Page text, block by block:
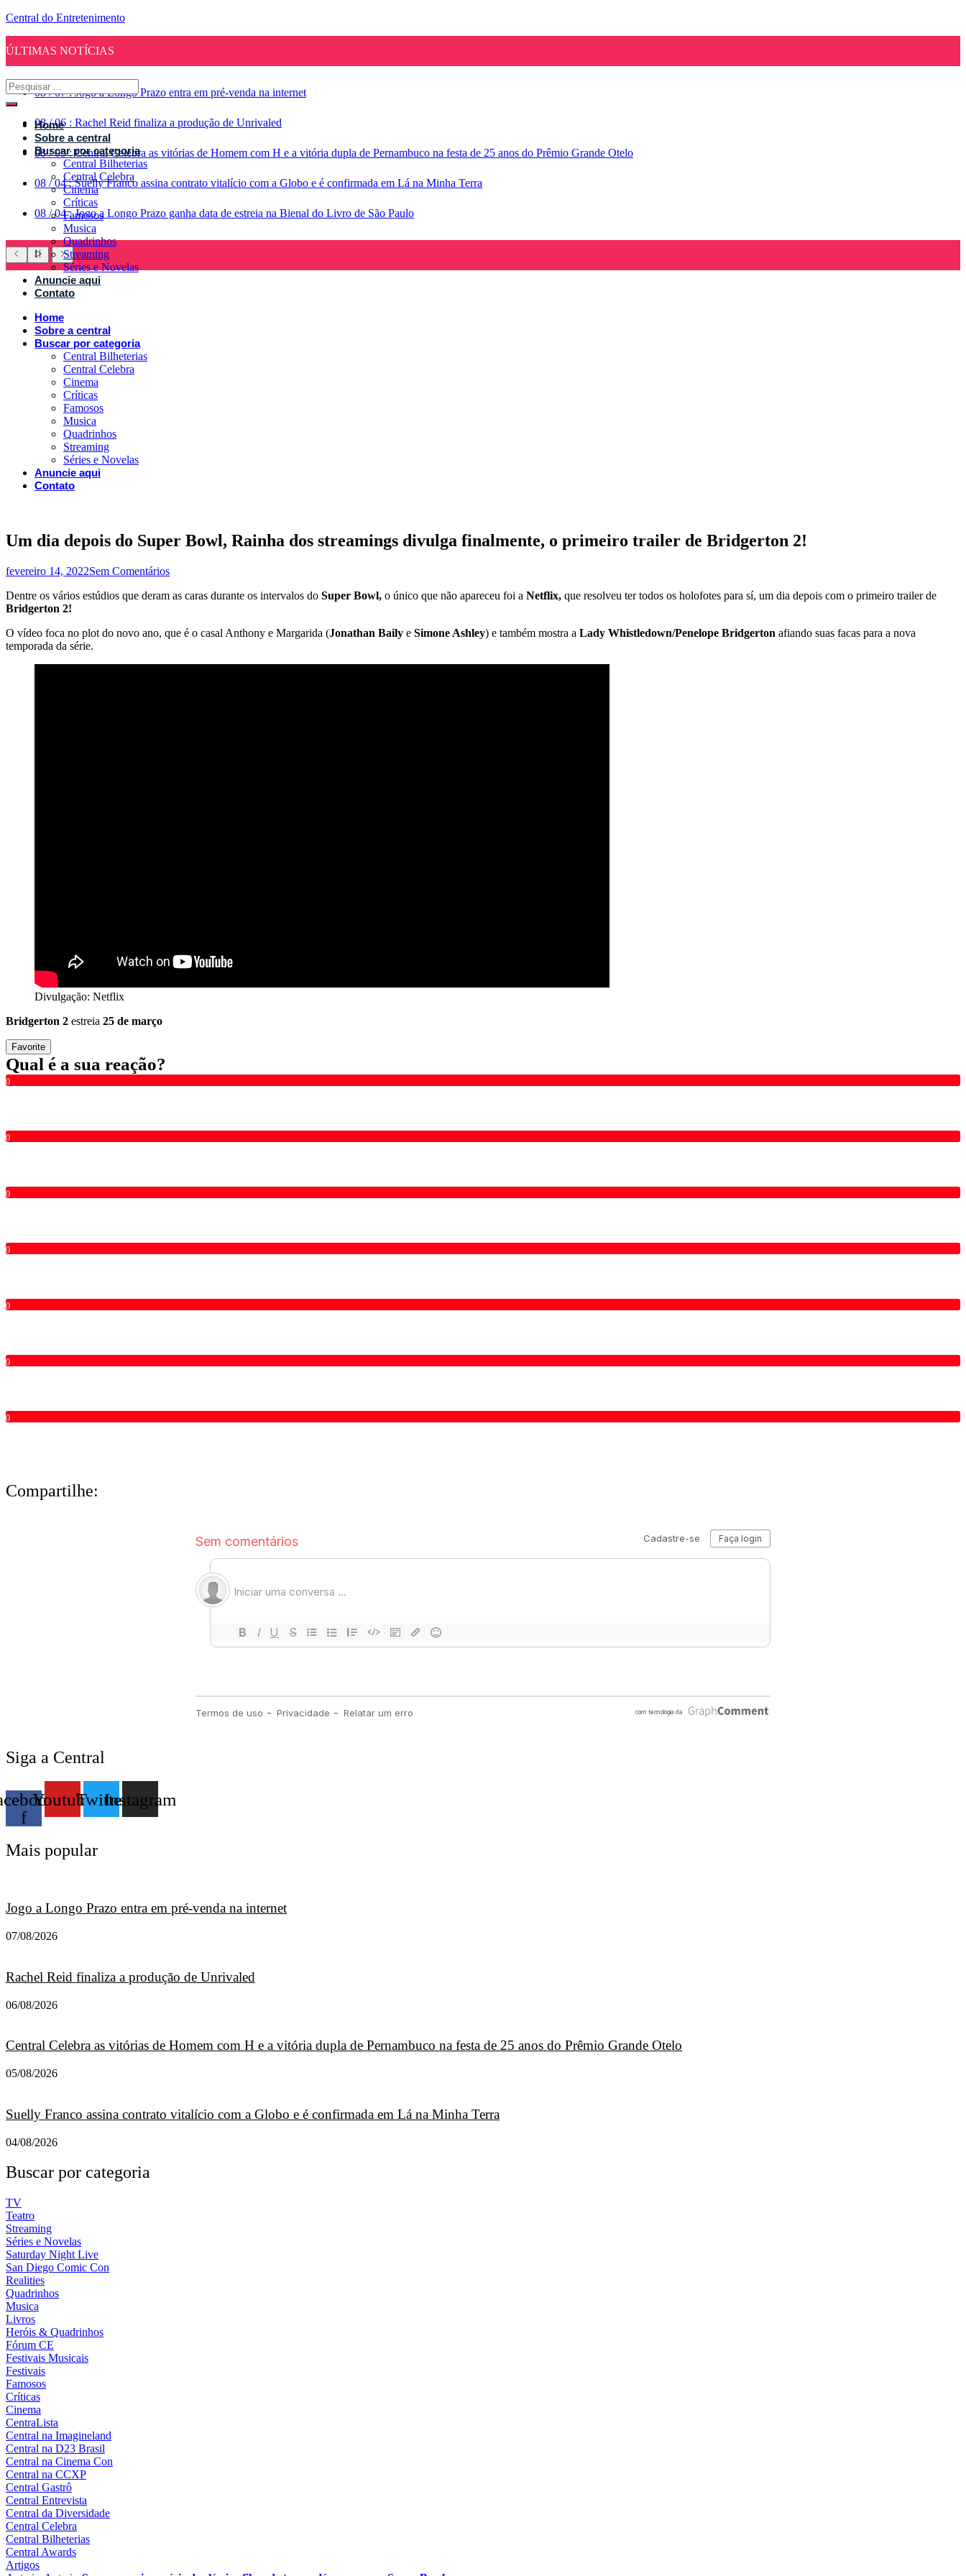
Central do Entretenimento
ÚLTIMAS NOTÍCIAS
08 / 07 : Jogo a Longo Prazo entra em pré-venda na internet
08 / 06 : Rachel Reid finaliza a produção de Unrivaled
08 / 05 : Central Celebra as vitórias de Homem com H e a vitória dupla de Pernambuco na festa de 25 anos do Prêmio Grande Otelo
08 / 04 : Suelly Franco assina contrato vitalício com a Globo e é confirmada em Lá na Minha Terra
08 / 04 : Jogo a Longo Prazo ganha data de estreia na Bienal do Livro de São Paulo
Home
Sobre a central
Buscar por categoria
Central Bilheterias
Central Celebra
Cinema
Críticas
Famosos
Musica
Quadrinhos
Streaming
Séries e Novelas
Anuncie aqui
Contato
Home
Sobre a central
Buscar por categoria
Central Bilheterias
Central Celebra
Cinema
Críticas
Famosos
Musica
Quadrinhos
Streaming
Séries e Novelas
Anuncie aqui
Contato
Um dia depois do Super Bowl, Rainha dos streamings divulga finalmente, o primeiro trailer de Bridgerton 2!
fevereiro 14, 2022Sem Comentários
Dentre os vários estúdios que deram as caras durante os intervalos do Super Bowl, o único que não apareceu foi a Netflix, que resolveu ter todos os holofotes para sí, um dia depois com o primeiro trailer de
Bridgerton 2!
O vídeo foca no plot do novo ano, que é o casal Anthony e Margarida (Jonathan Baily e Simone Ashley) e também mostra a Lady Whistledown/Penelope Bridgerton afiando suas facas para a nova
temporada da série.
Divulgação: Netflix
Bridgerton 2 estreia 25 de março
Favorite
Qual é a sua reação?
0
0
0
0
0
0
0
Compartilhe:
Siga a Central
f
YoutubeTwitterInstagram
Mais popular
Jogo a Longo Prazo entra em pré-venda na internet
07/08/2026
Rachel Reid finaliza a produção de Unrivaled
06/08/2026
Central Celebra as vitórias de Homem com H e a vitória dupla de Pernambuco na festa de 25 anos do Prêmio Grande Otelo
05/08/2026
Suelly Franco assina contrato vitalício com a Globo e é confirmada em Lá na Minha Terra
04/08/2026
Buscar por categoria
TV
Teatro
Streaming
Séries e Novelas
Saturday Night Live
San Diego Comic Con
Realities
Quadrinhos
Musica
Livros
Heróis & Quadrinhos
Fórum CE
Festivais Musicais
Festivais
Famosos
Críticas
Cinema
CentraLista
Central na Imagineland
Central na D23 Brasil
Central na Cinema Con
Central na CCXP
Central Gastrô
Central Entrevista
Central da Diversidade
Central Celebra
Central Bilheterias
Central Awards
Artigos